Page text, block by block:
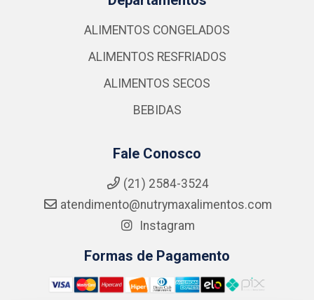
ALIMENTOS CONGELADOS
ALIMENTOS RESFRIADOS
ALIMENTOS SECOS
BEBIDAS
Fale Conosco
(21) 2584-3524
atendimento@nutrymaxalimentos.com
Instagram
Formas de Pagamento